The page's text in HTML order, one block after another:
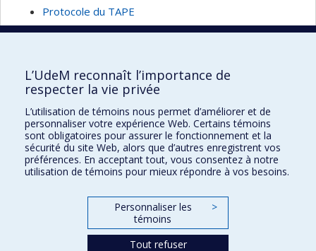
Protocole du TAPE
Inscription à une séance de pratique du TAPE
Clinique de kinésiologie
2100, boul. Édouard-Montpetit
Montréal (Québec) H3T 1J4
cliniquekinesio@umontreal.ca
L’UdeM reconnaît l’importance de
respecter la vie privée
L’utilisation de témoins nous permet d’améliorer et de
personnaliser votre expérience Web. Certains témoins
sont obligatoires pour assurer le fonctionnement et la
sécurité du site Web, alors que d’autres enregistrent vos
préférences. En acceptant tout, vous consentez à notre
utilisation de témoins pour mieux répondre à vos besoins.
Personnaliser les
témoins
>
Tout refuser